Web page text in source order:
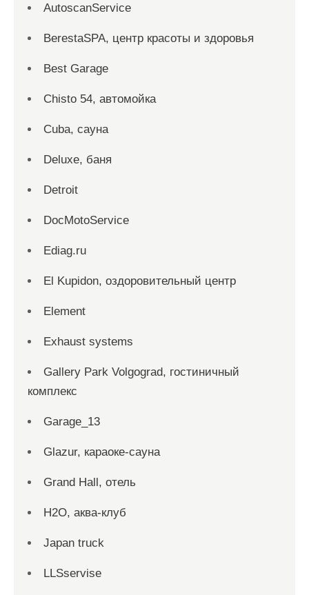
AutoscanService
BerestaSPA, центр красоты и здоровья
Best Garage
Chisto 54, автомойка
Cuba, сауна
Deluxe, баня
Detroit
DocMotoService
Ediag.ru
El Kupidon, оздоровительный центр
Element
Exhaust systems
Gallery Park Volgograd, гостиничный
комплекс
Garage_13
Glazur, караоке-сауна
Grand Hall, отель
H2O, аква-клуб
Japan truck
LLSservise